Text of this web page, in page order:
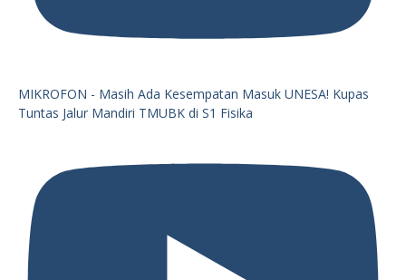
MIKROFON - Masih Ada Kesempatan Masuk UNESA! Kupas
Tuntas Jalur Mandiri TMUBK di S1 Fisika